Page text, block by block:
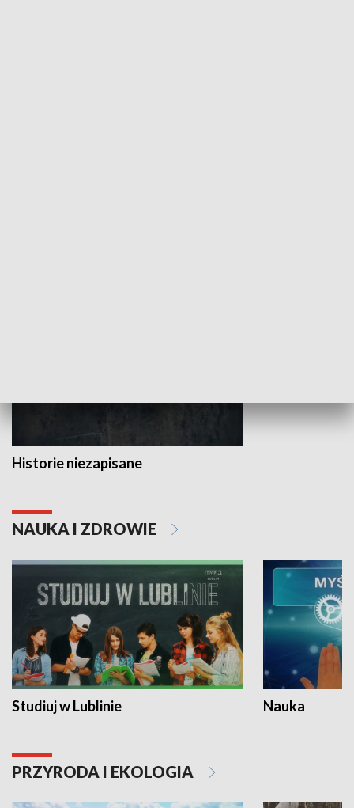
Historie niezapisane
NAUKA I ZDROWIE
Studiuj w Lublinie Nauka
PRZYRODA I EKOLOGIA